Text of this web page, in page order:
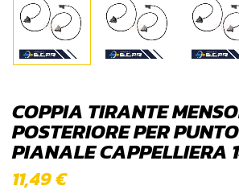
COPPIA TIRANTE
POSTERIORE PER
PIANALE CAPPELLIERA
11,49€